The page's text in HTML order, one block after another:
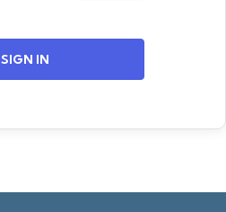
SIGN IN